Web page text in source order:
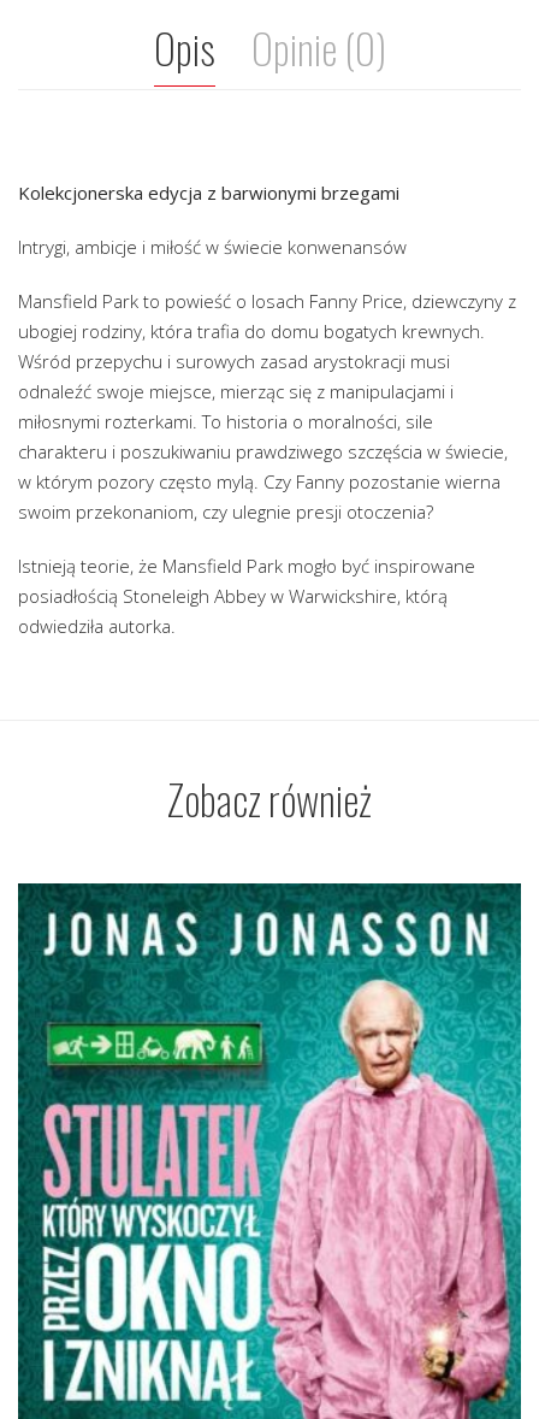
Opis Opinie (0)
Kolekcjonerska edycja z barwionymi brzegami
Intrygi, ambicje i miłość w świecie konwenansów
Mansfield Park to powieść o losach Fanny Price, dziewczyny z
ubogiej rodziny, która trafia do domu bogatych krewnych.
Wśród przepychu i surowych zasad arystokracji musi
odnaleźć swoje miejsce, mierząc się z manipulacjami i
miłosnymi rozterkami. To historia o moralności, sile
charakteru i poszukiwaniu prawdziwego szczęścia w świecie,
w którym pozory często mylą. Czy Fanny pozostanie wierna
swoim przekonaniom, czy ulegnie presji otoczenia?
Istnieją teorie, że Mansfield Park mogło być inspirowane
posiadłością Stoneleigh Abbey w Warwickshire, którą
odwiedziła autorka.
Zobacz również